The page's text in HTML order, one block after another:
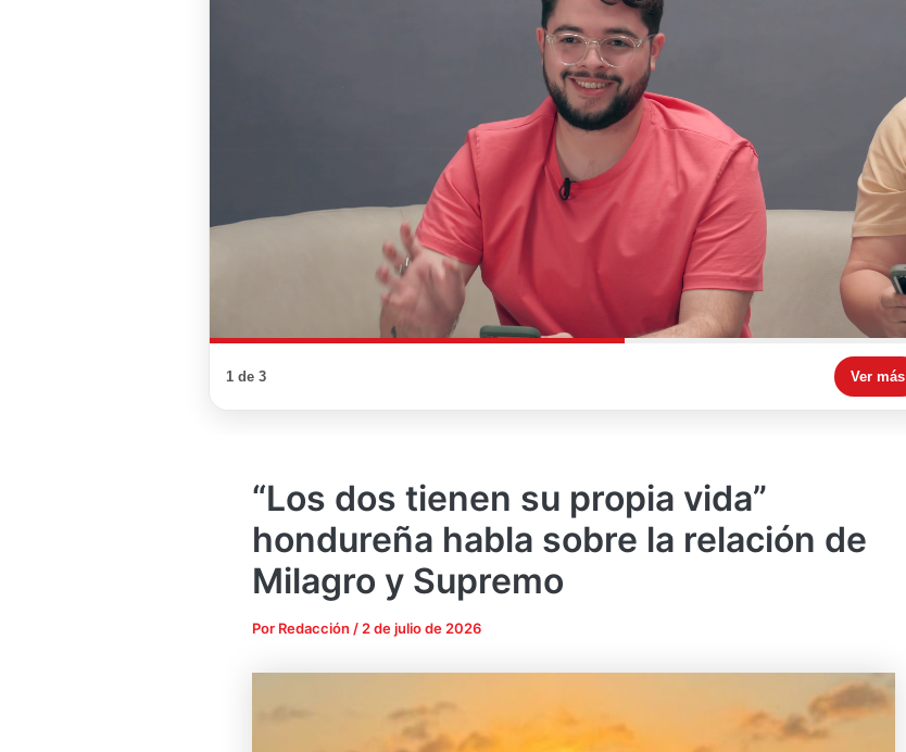
1 de 3 Ver más
“Los dos tienen su propia vida”
hondureña habla sobre la relación de
Milagro y Supremo
Por Redacción / 2 de julio de 2026